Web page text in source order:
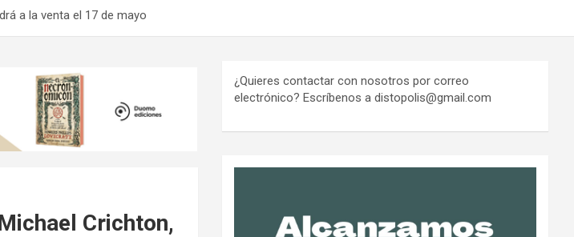
a la venta el 17 de mayo
Crichton,
¿Quieres contactar con nosotros por correo
electrónico? Escríbenos a distopolis@gmail.com